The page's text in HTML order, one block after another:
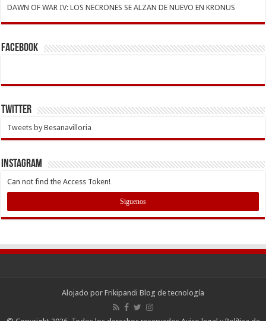
DAWN OF WAR IV: LOS NECRONES SE ALZAN DE NUEVO EN KRONUS
Facebook
Twitter
Tweets by Besanavilloria
INSTAGRAM
Can not find the Access Token!
Siguenos
Alojado por Frikipandi Blog de tecnología